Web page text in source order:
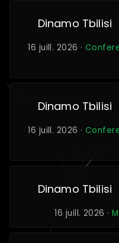
Dinamo Tbilisi
16 juill. 2026 ·
Dinamo Tbilisi
16 juill. 2026 ·
Dinamo Tbilisi
16 juill. 2026 ·